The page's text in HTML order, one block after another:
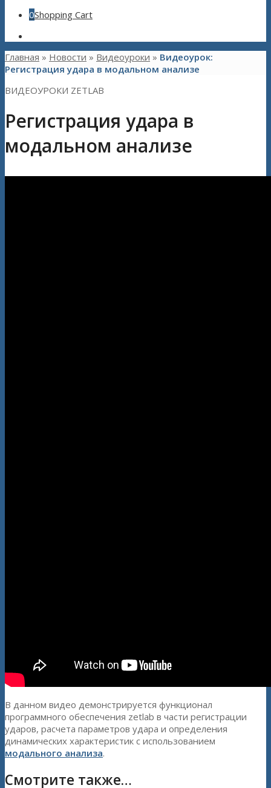
0Shopping Cart
Главная » Новости » Видеоуроки » Видеоурок:
Регистрация удара в модальном анализе
ВИДЕОУРОКИ ZETLAB
Регистрация удара в
модальном анализе
В данном видео демонстрируется функционал
программного обеспечения zetlab в части регистрации
ударов, расчета параметров удара и определения
динамических характеристик с использованием
модального анализа.
Смотрите также…